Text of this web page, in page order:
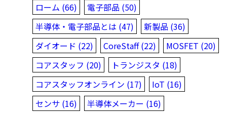
ローム (66)
電子部品 (50)
半導体・電子部品とは (47)
新製品 (36)
ダイオード (22)
CoreStaff (22)
MOSFET (20)
コアスタッフ (20)
トランジスタ (18)
コアスタッフオンライン (17)
IoT (16)
センサ (16)
半導体メーカー (16)